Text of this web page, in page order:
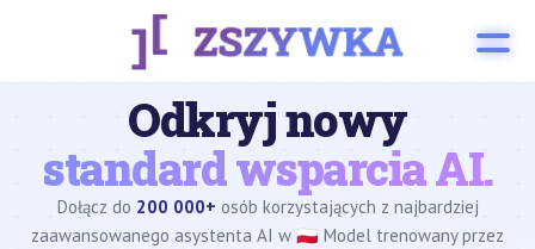
Odkryj nowy
standard wsparcia AI.
Dołącz do 200 000+ osób korzystających z najbardziej
zaawansowanego asystenta AI w 🇵🇱 Model trenowany przez